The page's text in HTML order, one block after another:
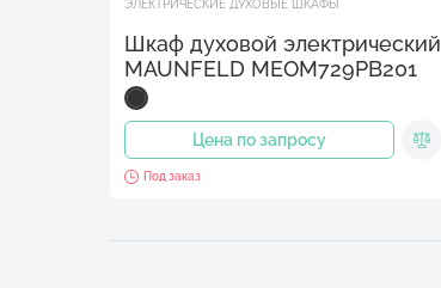
ЭЛЕКТРИЧЕСКИЕ ДУХОВЫЕ ШКАФЫ
Шкаф духовой электрический
MAUNFELD MEOM729PB201
Цена по запросу
Под заказ